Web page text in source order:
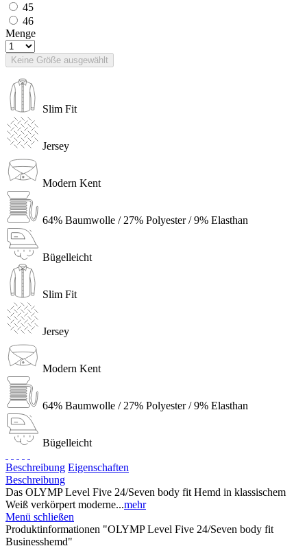
45
46
Menge
Keine Größe ausgewählt
Slim Fit
Jersey
Modern Kent
64% Baumwolle / 27% Polyester / 9% Elasthan
Bügelleicht
Slim Fit
Jersey
Modern Kent
64% Baumwolle / 27% Polyester / 9% Elasthan
Bügelleicht
Beschreibung Eigenschaften
Beschreibung
Das OLYMP Level Five 24/Seven body fit Hemd in klassischem
Weiß verkörpert moderne...mehr
Menü schließen
Produktinformationen "OLYMP Level Five 24/Seven body fit
Businesshemd"